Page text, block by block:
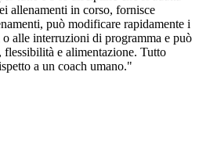
allenamenti in corso, fornisce
può modificare rapidamente i
alle interruzioni di programma e può
e alimentazione. Tutto
a un coach umano."